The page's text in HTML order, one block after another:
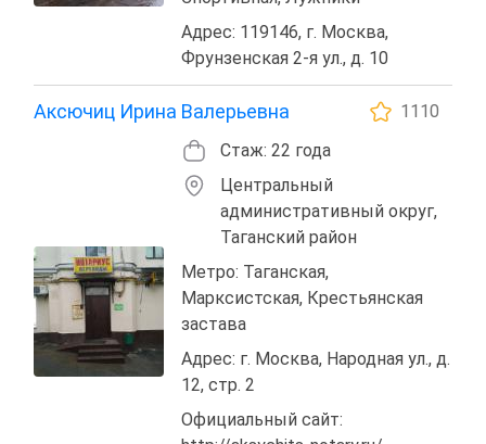
Адрес: 119146, г. Москва,
Фрунзенская 2-я ул., д. 10
Аксючиц Ирина Валерьевна
1110
Стаж: 22 года
Центральный
административный округ,
Таганский район
Метро: Таганская,
Марксистская, Крестьянская
застава
Адрес: г. Москва, Народная ул., д.
12, стр. 2
Официальный сайт: